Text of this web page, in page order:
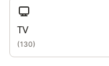
TV
(130)